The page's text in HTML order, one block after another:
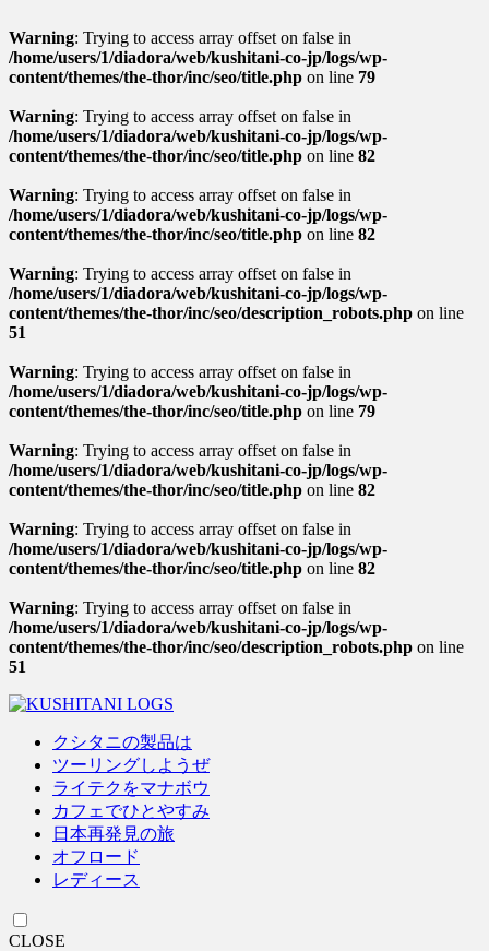
Warning: Trying to access array offset on false in
/home/users/1/diadora/web/kushitani-co-jp/logs/wp-
content/themes/the-thor/inc/seo/title.php on line 79
Warning: Trying to access array offset on false in
/home/users/1/diadora/web/kushitani-co-jp/logs/wp-
content/themes/the-thor/inc/seo/title.php on line 82
Warning: Trying to access array offset on false in
/home/users/1/diadora/web/kushitani-co-jp/logs/wp-
content/themes/the-thor/inc/seo/title.php on line 82
Warning: Trying to access array offset on false in
/home/users/1/diadora/web/kushitani-co-jp/logs/wp-
content/themes/the-thor/inc/seo/description_robots.php on line
51
Warning: Trying to access array offset on false in
/home/users/1/diadora/web/kushitani-co-jp/logs/wp-
content/themes/the-thor/inc/seo/title.php on line 79
Warning: Trying to access array offset on false in
/home/users/1/diadora/web/kushitani-co-jp/logs/wp-
content/themes/the-thor/inc/seo/title.php on line 82
Warning: Trying to access array offset on false in
/home/users/1/diadora/web/kushitani-co-jp/logs/wp-
content/themes/the-thor/inc/seo/title.php on line 82
Warning: Trying to access array offset on false in
/home/users/1/diadora/web/kushitani-co-jp/logs/wp-
content/themes/the-thor/inc/seo/description_robots.php on line
51
クシタニの製品は
ツーリングしようぜ
ライテクをマナボウ
カフェでひとやすみ
日本再発見の旅
オフロード
レディース
CLOSE